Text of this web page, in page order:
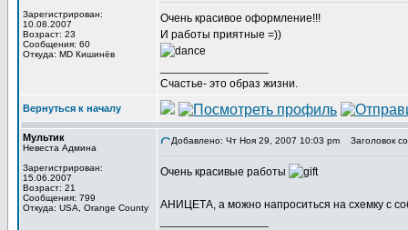
Зарегистрирован:
10.08.2007
Возраст: 23
Сообщения: 60
Откуда: MD Кишинёв
Очень красивое оформление!!!
И работы приятные =))
Счастье- это образ жизни.
Вернуться к началу
Мультик
Невеста Админа
Зарегистрирован:
15.06.2007
Возраст: 21
Сообщения: 799
Откуда: USA, Orange County
Добавлено: Чт Ноя 29, 2007 10:03 pm Заголовок
Очень красивые работы
АНИЦЕТА, а можно напроситься на схемку с